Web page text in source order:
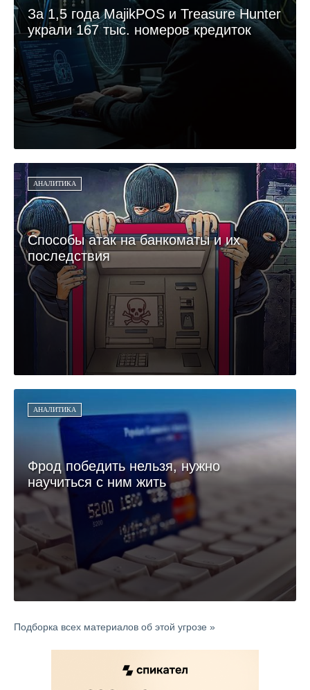
За 1,5 года MajikPOS и Treasure Hunter
украли 167 тыс. номеров кредиток
АНАЛИТИКА
Способы атак на банкоматы и их
последствия
АНАЛИТИКА
Фрод победить нельзя, нужно
научиться с ним жить
Подборка всех материалов об этой угрозе »